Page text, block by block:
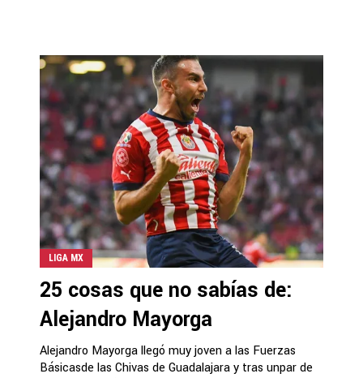
LIGA MX
25 cosas que no sabías de:
Alejandro Mayorga
Alejandro Mayorga llegó muy joven a las Fuerzas
Básicasde las Chivas de Guadalajara y tras unpar de